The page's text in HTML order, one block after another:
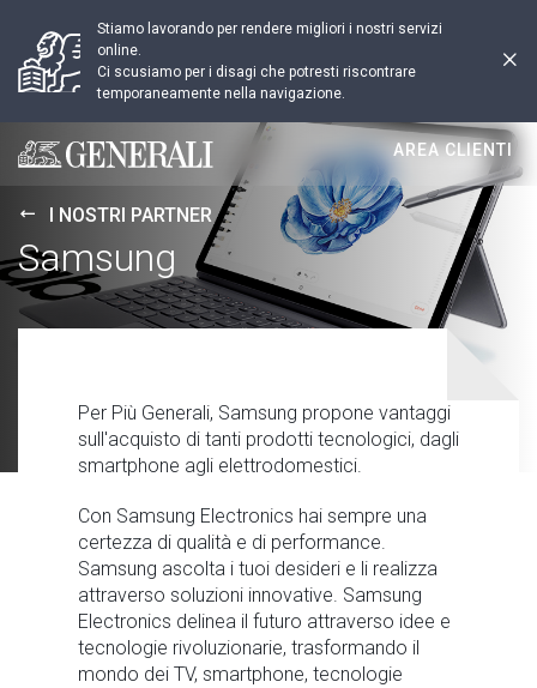
Stiamo lavorando per rendere migliori i nostri servizi
online.
Ci scusiamo per i disagi che potresti riscontrare
temporaneamente nella navigazione.
Generali logo
AREA CLIENTI
I NOSTRI PARTNER
Samsung
Per Più Generali, Samsung propone vantaggi
sull'acquisto di tanti prodotti tecnologici, dagli
smartphone agli elettrodomestici.
Con Samsung Electronics hai sempre una
certezza di qualità e di performance.
Samsung ascolta i tuoi desideri e li realizza
attraverso soluzioni innovative. Samsung
Electronics delinea il futuro attraverso idee e
tecnologie rivoluzionarie, trasformando il
mondo dei TV, smartphone, tecnologie